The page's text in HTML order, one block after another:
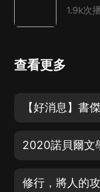
1.9k次
查看更多
修行，將人的